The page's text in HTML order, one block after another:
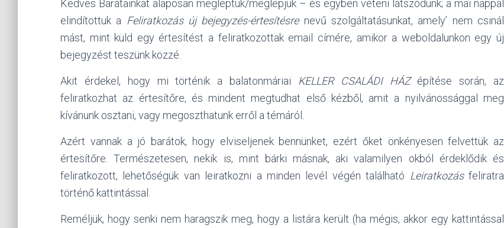
Kedves Barátainkat alaposan megleptük/meglepjük – és egyben véteni látszódunk; a mai nappal
elindítottuk a Feliratkozás új bejegyzés-értesítésrenevű szolgáltatásunkat, amely’ nem csinál
mást, mint küld egy értesítést a feliratkozottak email címére, amikor a weboldalunkon egy új
bejegyzést teszünk közzé.
Akit érdekel, hogy mi történik a balatonmáriai KELLER CSALÁDI HÁZépítése során, az
feliratkozhat az értesítőre, és mindent megtudhat első kézből, amit a nyilvánossággal meg
kívánunk osztani, vagy megoszthatunk erről a témáról.
Azért vannak a jó barátok, hogy elviseljenek bennünket, ezért őket önkényesen felvettük az
értesítőre. Természetesen, nekik is, mint bárki másnak, aki valamilyen okból érdeklődik és
feliratkozott, lehetőségük van leiratkozni a minden levél végén található Leiratkozásfeliratra
történő kattintással.
Reméljük, hogy senki nem haragszik meg, hogy a listára került (ha mégis, akkor egy kattintással